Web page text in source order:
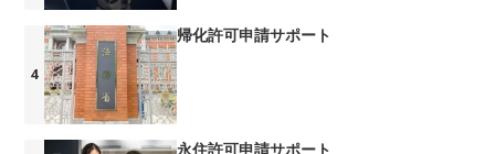
帰化許可申請サポート
永住許可申請サポート